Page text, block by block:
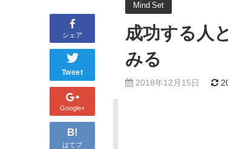
シェア
Tweet
Google+
B!
はてブ
Mind Set
成功する人
みる
2018年12月15日